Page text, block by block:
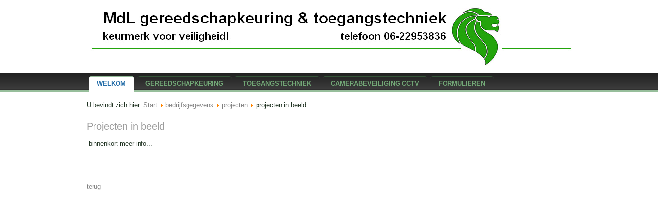
WELKOM GEREEDSCHAPKEURING TOEGANGSTECHNIEK CAMERABEVEILIGING CCTV FORMULIEREN
U bevindt zich hier: Start bedrijfsgegevens projecten projecten in beeld
Projecten in beeld
binnenkort meer info...
terug